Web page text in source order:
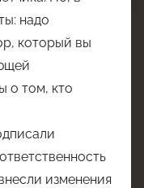
надо
который вы
о том, кто
изменения